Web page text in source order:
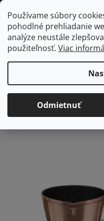
Používame súbory
pohodlné prehliadanie
analýze neustále
použiteľnosť. Viac
Odmietnuť
Prejsť
na
obsah
Domov
/ Kuchyňa / Varenie /
rajnica 16 cm, Rosegold
Nepriľnavá
Rosegold
Priemerné
hodnotenie
hviezdičiek.
Neohodnotené